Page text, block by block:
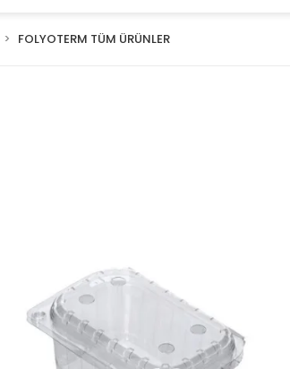
FOLYOTERM TÜM ÜRÜNLER